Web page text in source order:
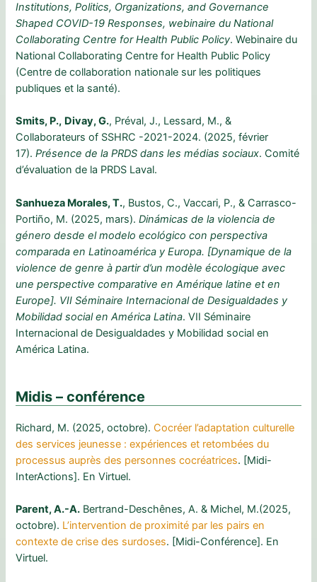
Institutions, Politics, Organizations, and Governance
Shaped COVID-19 Responses, webinaire du National
Collaborating Centre for Health Public Policy. Webinaire du
National Collaborating Centre for Health Public Policy
(Centre de collaboration nationale sur les politiques
publiques et la santé).
Smits, P., Divay, G., Préval, J., Lessard, M., &
Collaborateurs of SSHRC -2021-2024. (2025, février
17).Présence de la PRDS dans les médias sociaux. Comité
d’évaluation de la PRDS Laval.
Sanhueza Morales, T., Bustos, C., Vaccari, P., & Carrasco-
Portiño, M. (2025, mars).Dinámicas de la violencia de
género desde el modelo ecológico con perspectiva
comparada en Latinoamérica y Europa. [Dynamique de la
violence de genre à partir d’un modèle écologique avec
une perspective comparative en Amérique latine et en
Europe]. VII Séminaire Internacional de Desigualdades y
Mobilidad social en América Latina. VII Séminaire
Internacional de Desigualdades y Mobilidad social en
América Latina.
Midis – conférence
Richard, M. (2025, octobre). Cocréer l’adaptation culturelle
des services jeunesse : expériences et retombées du
processus auprès des personnes cocréatrices. [Midi-
InterActions]. En Virtuel.
Parent, A.-A. Bertrand-Deschênes, A. & Michel, M.(2025,
octobre). L’intervention de proximité par les pairs en
contexte de crise des surdoses. [Midi-Conférence]. En
Virtuel.